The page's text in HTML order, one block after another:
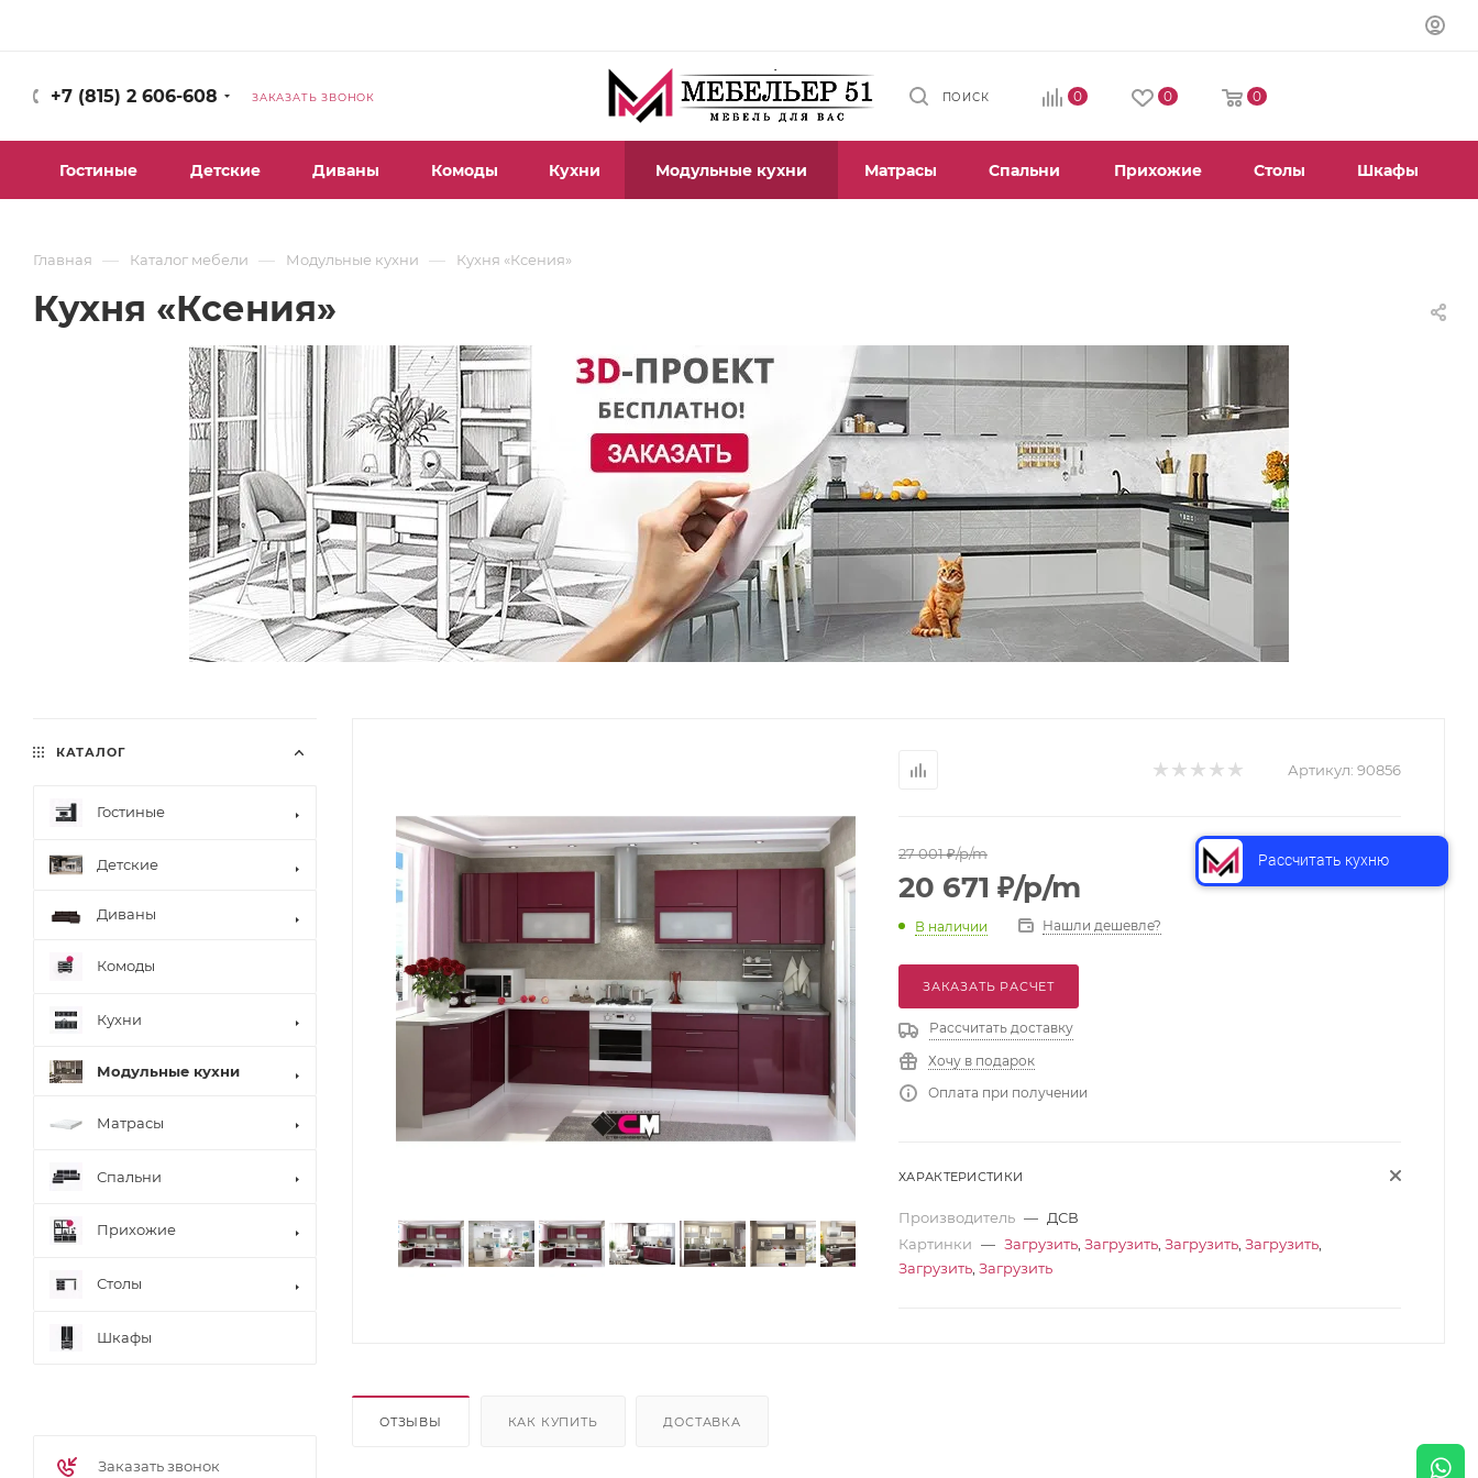
+7 (815) 2 606-608 ЗАКАЗАТЬ ЗВОНОК ПОИСК 0 0 0
Гостиные Детские Диваны Комоды Кухни Модульные кухни Матрасы Спальни Прихожие Столы Шкафы
Главная — Каталог мебели — Модульные кухни — Кухня «Ксения»
Кухня «Ксения»
Артикул: 90856
27 001₽/p/m
20 671 ₽/p/m
В наличии Нашли дешевле?
ЗАКАЗАТЬ РАСЧЕТ
Рассчитать доставку
Хочу в подарок
Оплата при получении
ХАРАКТЕРИСТИКИ
Производитель — ДСВ
Картинки — Загрузить Загрузить Загрузить Загрузить
Загрузить Загрузить
ОТЗЫВЫ КАК КУПИТЬ ДОСТАВКА
КАТАЛОГ
Гостиные
Детские
Диваны
Комоды
Кухни
Модульные кухни
Матрасы
Спальни
Прихожие
Столы
Шкафы
Заказать звонок
Рассчитать кухню